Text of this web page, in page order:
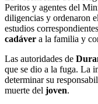
Peritos y agentes del
diligencias y ordenaron
estudios
cadáver a la familia y
Las autoridades de
que se dio a la fuga. La
determinar su
muerte del joven.